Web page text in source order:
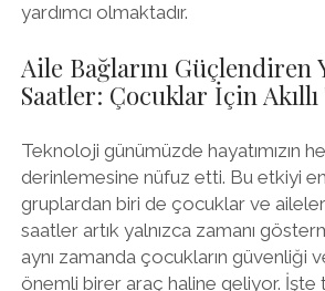
yardımcı olmaktadır.
Aile Bağlarını Güçlendiren
Saatler: Çocuklar İçin
Teknoloji günümüzde hayatımızın
derinlemesine nüfuz etti. Bu etkiyi
gruplardan biri de çocuklar ve
saatler artık yalnızca zamanı
aynı zamanda çocukların güvenliği
önemli birer araç haline geliyor. İşte